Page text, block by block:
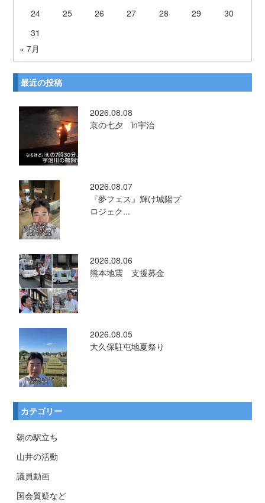
24
25 26 27 28 29
30
31
« 7月
最近の投稿
2026.08.08
京の七夕 in宇治
2026.08.07
『夢フェス』輝け城陽プ
ロジェク...
2026.08.06
熊本地震 支援募金
2026.08.05
大久保駐屯地夏祭り
カテゴリー
朝の駅立ち
山井の活動
議員動画
国会質疑など